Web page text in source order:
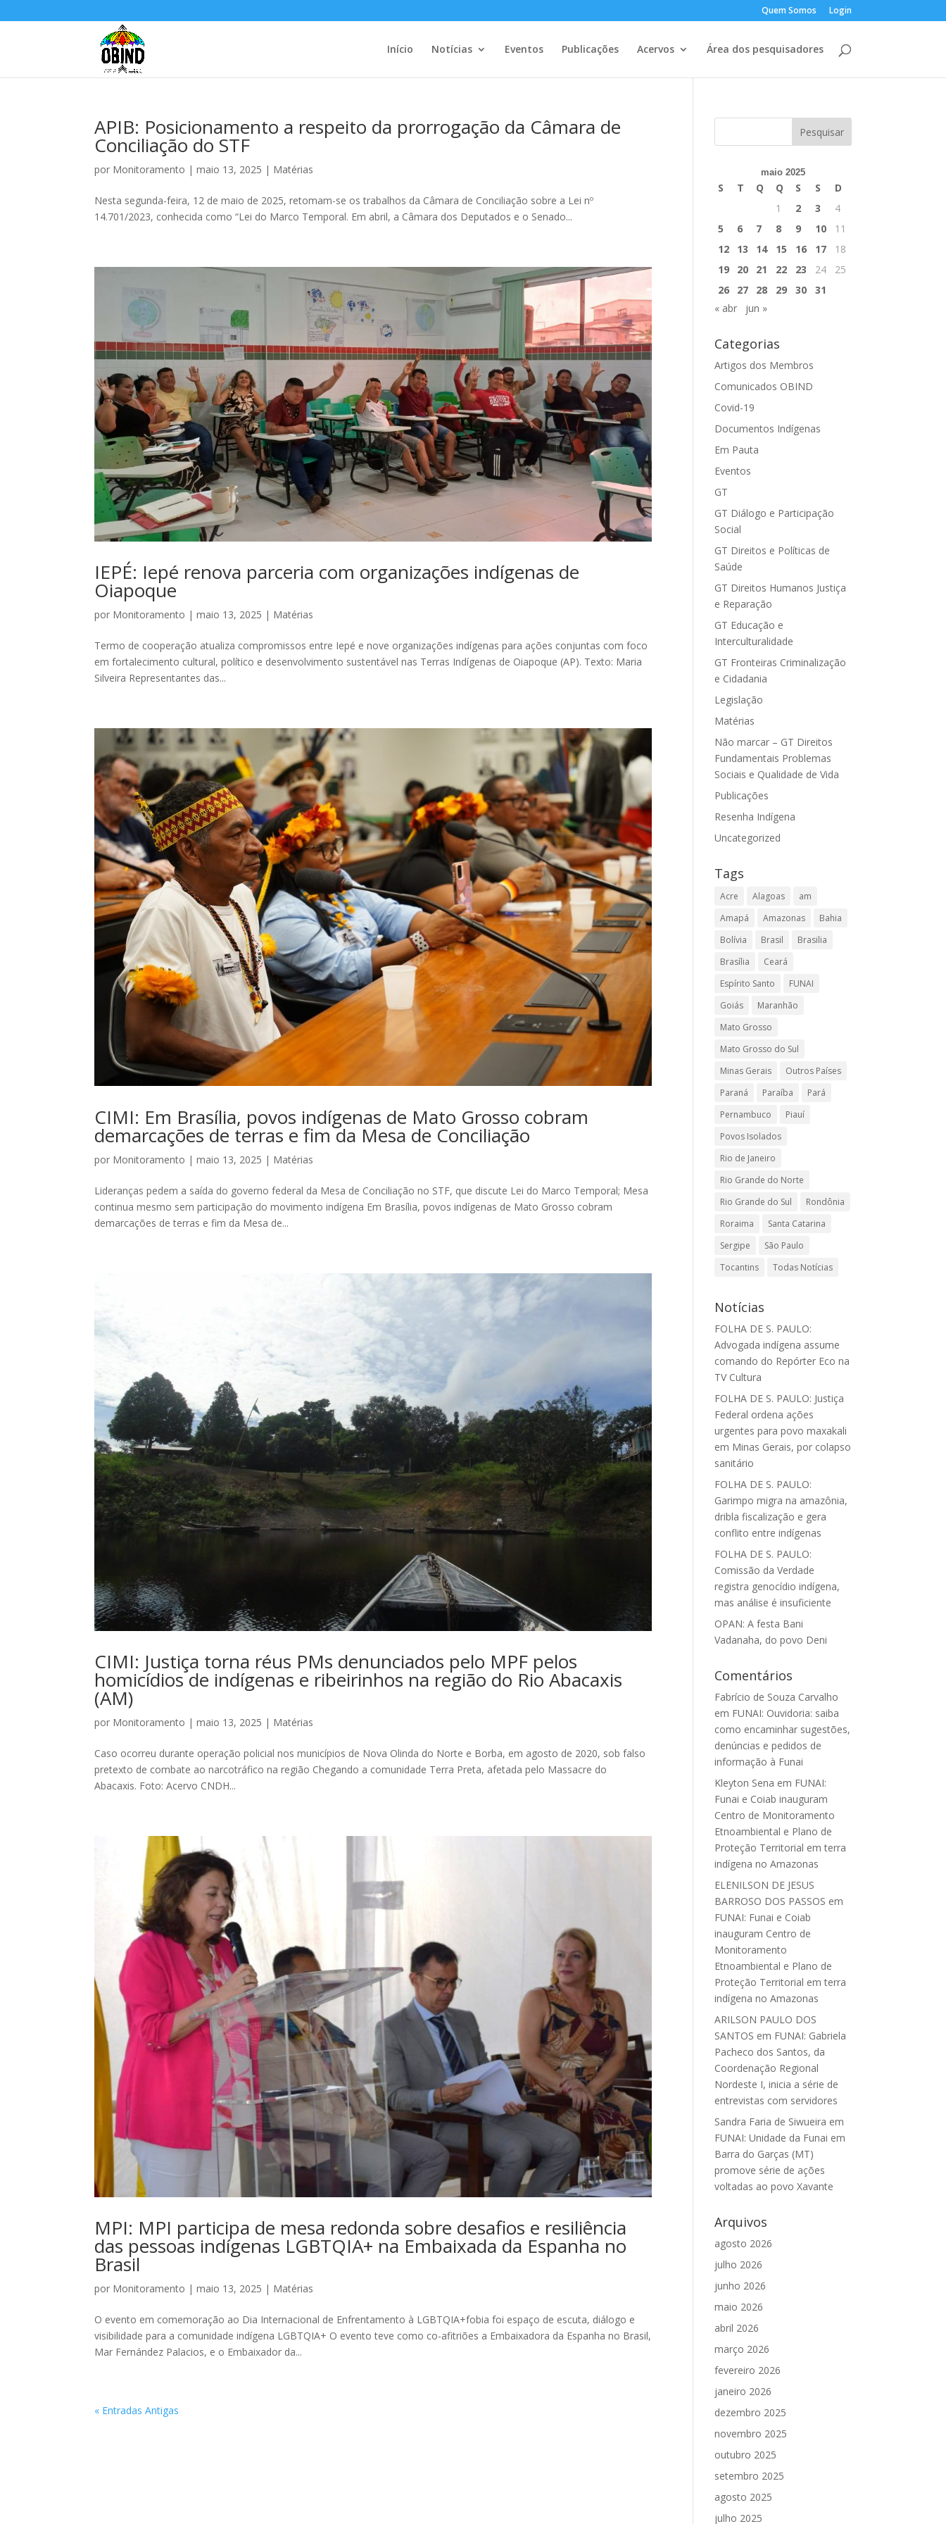
Quem Somos Login
Início Notícias Eventos Publicações Acervos Área dos pesquisadores
APIB: Posicionamento a respeito da prorrogação da Câmara de
Conciliação do STF
por Monitoramento |maio 13, 2025 | Matérias
Nesta‬‭ segunda-feira,‬‭ 12‬‭ de‬‭ maio‬‭ de‬‭ 2025,‬‭ retomam-se‬‭ os‬‭ trabalhos‬‭ da‬‭ Câmara‬‭ de‬ Conciliação‬‭ sobre‬‭ a‬‭ Lei‬‭ nº ‬‭
14.701/2023,‬‭ conhecida‬‭ como‬‭ “Lei‬‭ do‬‭ Marco‬‭ Temporal.‬‭ Em‬‭ abril,‬ a‬‭ Câmara‬‭ dos‬‭ Deputados‬‭ e‬‭ o‬‭ Senado‬‭...
IEPÉ: Iepé renova parceria com organizações indígenas de
Oiapoque
por Monitoramento |maio 13, 2025 | Matérias
Termo de cooperação atualiza compromissos entre Iepé e nove organizações indígenas para ações conjuntas com foco
em fortalecimento cultural, político e desenvolvimento sustentável nas Terras Indígenas de Oiapoque (AP). Texto: Maria
Silveira Representantes das...
CIMI: Em Brasília, povos indígenas de Mato Grosso cobram
demarcações de terras e fim da Mesa de Conciliação
por Monitoramento |maio 13, 2025 | Matérias
Lideranças pedem a saída do governo federal da Mesa de Conciliação no STF, que discute Lei do Marco Temporal; Mesa
continua mesmo sem participação do movimento indígena Em Brasília, povos indígenas de Mato Grosso cobram
demarcações de terras e fim da Mesa de...
CIMI: Justiça torna réus PMs denunciados pelo MPF pelos
homicídios de indígenas e ribeirinhos na região do Rio Abacaxis
(AM)
por Monitoramento |maio 13, 2025 | Matérias
Caso ocorreu durante operação policial nos municípios de Nova Olinda do Norte e Borba, em agosto de 2020, sob falso
pretexto de combate ao narcotráfico na região Chegando a comunidade Terra Preta, afetada pelo Massacre do
Abacaxis. Foto: Acervo CNDH...
MPI: MPI participa de mesa redonda sobre desafios e resiliência
das pessoas indígenas LGBTQIA+ na Embaixada da Espanha no
Brasil
por Monitoramento |maio 13, 2025 | Matérias
O evento em comemoração ao Dia Internacional de Enfrentamento à LGBTQIA+fobia foi espaço de escuta, diálogo e
visibilidade para a comunidade indígena LGBTQIA+ O evento teve como co-afitriões a Embaixadora da Espanha no Brasil,
Mar Fernández Palacios, e o Embaixador da...
« Entradas Antigas
maio 2025
S T Q Q S S
D
1
2 3
4
5
6 7 8 9 10
11
12
13 14 15 16 17
18
19
20 21 22 23 24
25
26
27 28 29 30
31
« abr
jun »
Categorias
Artigos dos Membros
Comunicados OBIND
Covid-19
Documentos Indígenas
Em Pauta
Eventos
GT
GT Diálogo e Participação
Social
GT Direitos e Políticas de
Saúde
GT Direitos Humanos Justiça
e Reparação
GT Educação e
Interculturalidade
GT Fronteiras Criminalização
e Cidadania
Legislação
Matérias
Não marcar – GT Direitos
Fundamentais Problemas
Sociais e Qualidade de Vida
Publicações
Resenha Indígena
Uncategorized
Tags
Acre Alagoas
am
Amapá
Amazonas
Bahia
Bolívia
Brasil
Brasilia
Brasília
Ceará
Espírito Santo
FUNAI
Goiás
Maranhão
Mato Grosso
Mato Grosso do Sul
Minas Gerais
Outros Países
Paraná
Paraíba
Pará
Pernambuco
Piauí
Povos Isolados
Rio de Janeiro
Rio Grande do Norte
Rio Grande do Sul
Rondônia
Roraima
Santa Catarina
Sergipe
São Paulo
Tocantins
Todas Notícias
Notícias
FOLHA DE S. PAULO:
Advogada indígena assume
comando do Repórter Eco na
TV Cultura
FOLHA DE S. PAULO: Justiça
Federal ordena ações
urgentes para povo maxakali
em Minas Gerais, por colapso
sanitário
FOLHA DE S. PAULO:
Garimpo migra na amazônia,
dribla fiscalização e gera
conflito entre indígenas
FOLHA DE S. PAULO:
Comissão da Verdade
registra genocídio indígena,
mas análise é insuficiente
OPAN: A festa Bani
Vadanaha, do povo Deni
Comentários
Fabrício de Souza Carvalho
em FUNAI: Ouvidoria: saiba
como encaminhar sugestões,
denúncias e pedidos de
informação à Funai
Kleyton Sena em FUNAI:
Funai e Coiab inauguram
Centro de Monitoramento
Etnoambiental e Plano de
Proteção Territorial em terra
indígena no Amazonas
ELENILSON DE JESUS
BARROSO DOS PASSOS em
FUNAI: Funai e Coiab
inauguram Centro de
Monitoramento
Etnoambiental e Plano de
Proteção Territorial em terra
indígena no Amazonas
ARILSON PAULO DOS
SANTOS em FUNAI: Gabriela
Pacheco dos Santos, da
Coordenação Regional
Nordeste I, inicia a série de
entrevistas com servidores
Sandra Faria de Siwueira em
FUNAI: Unidade da Funai em
Barra do Garças (MT)
promove série de ações
voltadas ao povo Xavante
Arquivos
agosto 2026
julho 2026
junho 2026
maio 2026
abril 2026
março 2026
fevereiro 2026
janeiro 2026
dezembro 2025
novembro 2025
outubro 2025
setembro 2025
agosto 2025
julho 2025